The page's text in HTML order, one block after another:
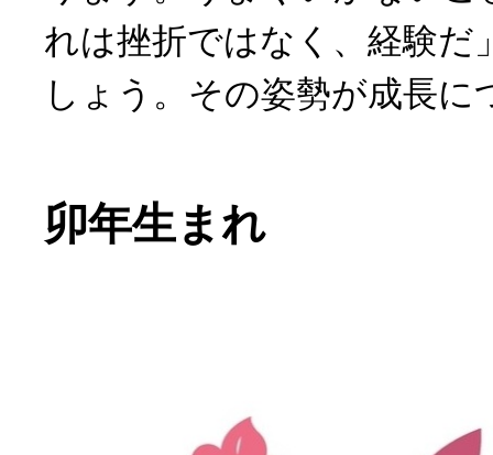
れは挫折ではなく、経験だ
しょう。その姿勢が成長に
卯年生まれ